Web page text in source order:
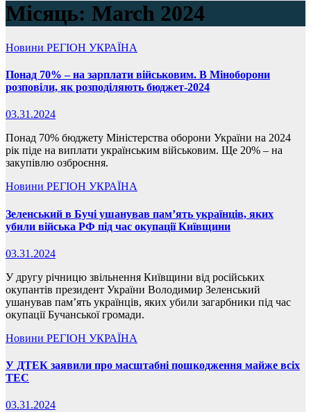
Місяць: March 2024
Новини РЕГІОН УКРАЇНА
Понад 70% – на зарплати військовим. В Міноборони
розповіли, як розподіляють бюджет-2024
03.31.2024
Понад 70% бюджету Міністерства оборони України на 2024
рік піде на виплати українським військовим. Ще 20% – на
закупівлю озброєння.
Новини РЕГІОН УКРАЇНА
Зеленський в Бучі ушанував пам’ять українців, яких
убили війська РФ під час окупації Київщини
03.31.2024
У другу річницю звільнення Київщини від російських
окупантів президент України Володимир Зеленський
ушанував пам’ять українців, яких убили загарбники під час
окупації Бучанської громади.
Новини РЕГІОН УКРАЇНА
У ДТЕК заявили про масштабні пошкодження майже всіх
ТЕС
03.31.2024